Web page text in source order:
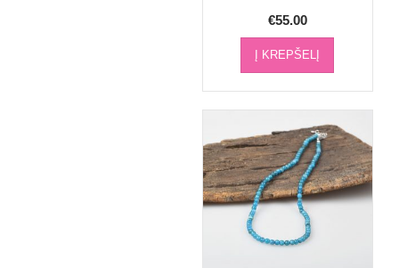
€55.00
Į KREPŠELĮ